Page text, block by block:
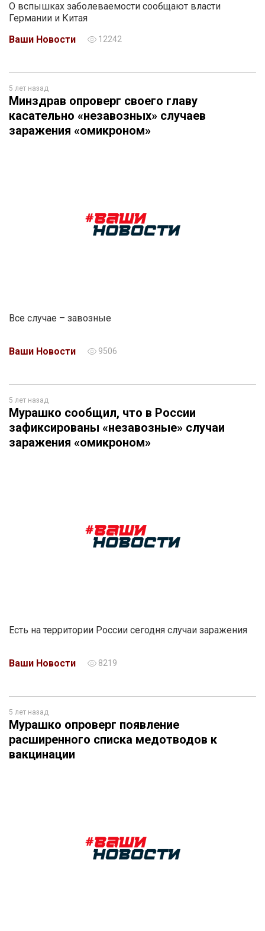
О вспышках заболеваемости сообщают власти
Германии и Китая
Ваши Новости
12242
5 лет назад
Минздрав опроверг своего главу
касательно «незавозных» случаев
заражения «омикроном»
Все случае – завозные
Ваши Новости 9506
5 лет назад
Мурашко сообщил, что в России
зафиксированы «незавозные» случаи
заражения «омикроном»
Есть на территории России сегодня случаи заражения
Ваши Новости 8219
5 лет назад
Мурашко опроверг появление
расширенного списка медотводов к
вакцинации